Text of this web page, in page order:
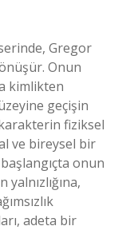
Gregor
Onun
kimlikten
geçişin
fiziksel
ve bireysel bir
onun
adeta bir